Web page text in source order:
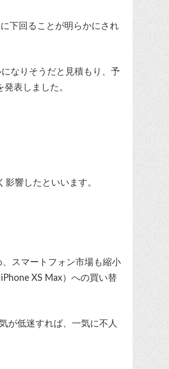
下回ることが明らかにされ
なりそうだと見積もり、予
表しました。
響したといいます。
スマートフォン市場も縮小
XS Max）への買い替
が低迷すれば、一気に不人